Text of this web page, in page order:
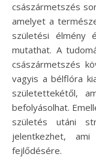
császármetszés
amelyet a
születési élmény
mutathat. A
császármetszés
vagyis a bélflóra
születettekétől,
befolyásolhat.
születés utáni
jelentkezhet,
fejlődésére.